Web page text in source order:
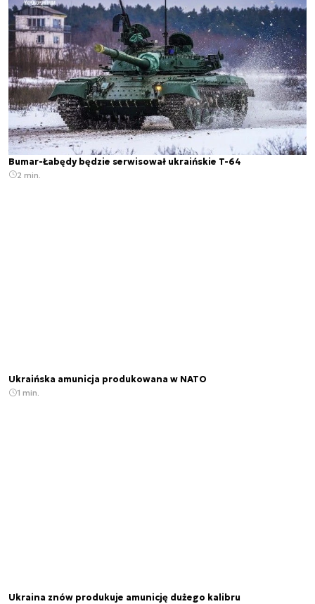
Bumar-Łabędy będzie serwisował ukraińskie T-64
2 min.
Ukraińska amunicja produkowana w NATO
1 min.
Ukraina znów produkuje amunicję dużego kalibru